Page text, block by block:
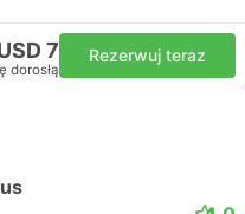
7
dorosłą
Rezerwuj teraz